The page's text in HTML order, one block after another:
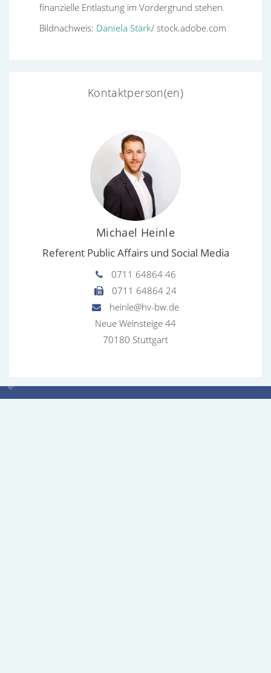
finanzielle Entlastung im Vordergrund stehen.
Bildnachweis: Daniela Stärk/ stock.adobe.com
Kontaktperson(en)
Michael Heinle
Referent Public Affairs und Social Media
0711 64864 46
0711 64864 24
heinle@hv-bw.de
Neue Weinsteige 44
70180 Stuttgart
phd
Modal